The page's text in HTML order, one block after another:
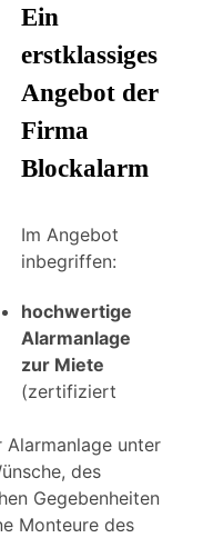
Ein
erstklassiges
Angebot der
Firma
Blockalarm
Im Angebot
inbegriffen:
hochwertige
Alarmanlage
zur Miete
(zertifiziert
Alarmanlage unter
des
Gegebenheiten
Monteure des